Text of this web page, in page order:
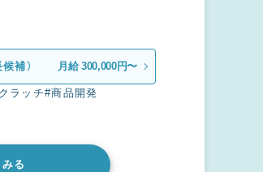
補） 月給 300,000円〜
ラッチ#商品開発
る